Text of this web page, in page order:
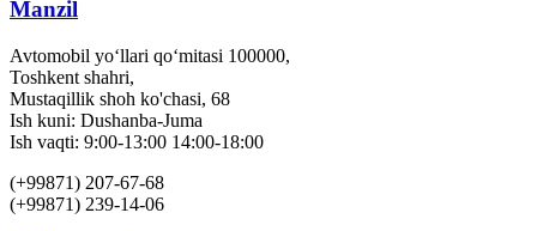
Manzil
Avtomobil yo‘llari qo‘mitasi 100000,
Toshkent shahri,
Mustaqillik shoh ko'chasi, 68
Ish kuni: Dushanba-Juma
Ish vaqti: 9:00-13:00 14:00-18:00
(+99871) 207-67-68
(+99871) 239-14-06